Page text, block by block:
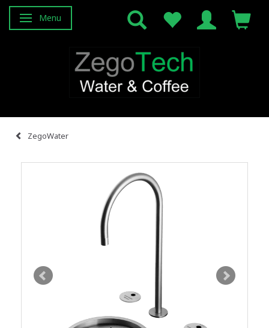
Attiva/disattiva navigazione
Menu
ZegoWater